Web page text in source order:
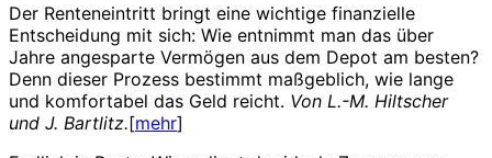
Der Renteneintritt bringt eine wichtige finanzielle
Entscheidung mit sich: Wie entnimmt man das über
Jahre angesparte Vermögen aus dem Depot am besten?
Denn dieser Prozess bestimmt maßgeblich, wie lange
und komfortabel das Geld reicht. Von L.-M. Hiltscher
und J. Bartlitz.[mehr]